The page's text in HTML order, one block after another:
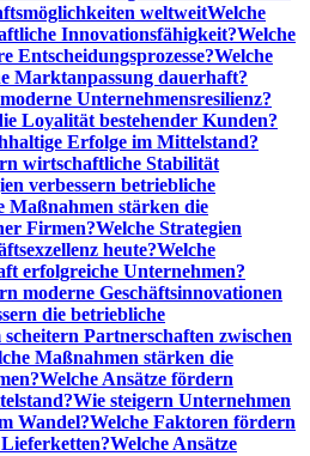
weltweitWelche
Innovationsfähigkeit?Welche
Entscheidungsprozesse?Welche
Marktanpassung dauerhaft?
Unternehmensresilienz?
Loyalität bestehender Kunden?
Erfolge im Mittelstand?
wirtschaftliche Stabilität
verbessern betriebliche
Maßnahmen stärken die
Firmen?Welche Strategien
heute?Welche
erfolgreiche Unternehmen?
moderne Geschäftsinnovationen
die betriebliche
Partnerschaften zwischen
Maßnahmen stärken die
Welche Ansätze fördern
Wie steigern Unternehmen
Wandel?Welche Faktoren fördern
Welche Ansätze